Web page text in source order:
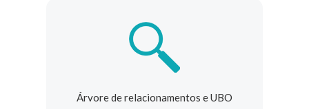
Árvore de relacionamentos e UBO